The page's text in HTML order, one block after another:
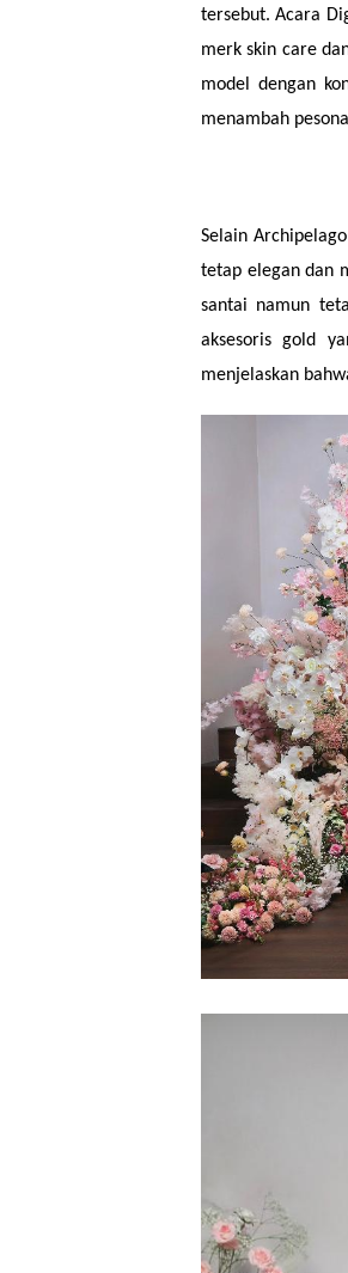
Setiap pakaian
alam Indonesia.
khas dari
tersebut. Acara
merk skin care
model dengan
menambah